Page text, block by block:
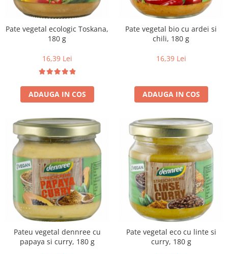
Faina bio si gris
Mixuri bio si blaturi
Paine bio
Ciocolata, cacao si cafea
Cafea bio
Cafea bio din cereale
Ciocolata bio
Condimente bio
Maioneza bio
Mancare asiatica bio
Mustar bio
Sare si mixuri de sare
Supa bio
Dulceata si creme bio
Creme bio din nuci si alune
Pate vegetal ecologic Toskana,
180 g
16,39 Lei
ADAUGA IN COS
Pate vegetal bio cu ardei si
chili, 180 g
16,39 Lei
ADAUGA IN COS
Pateu vegetal dennree cu
papaya si curry, 180 g
Pate vegetal eco cu linte si
curry, 180 g